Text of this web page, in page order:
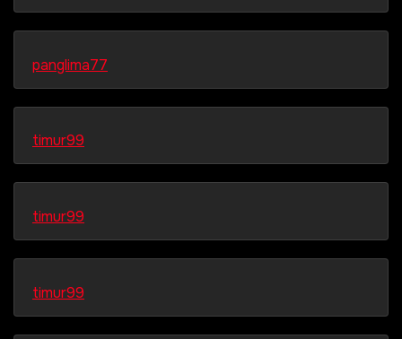
panglima77
timur99
timur99
timur99